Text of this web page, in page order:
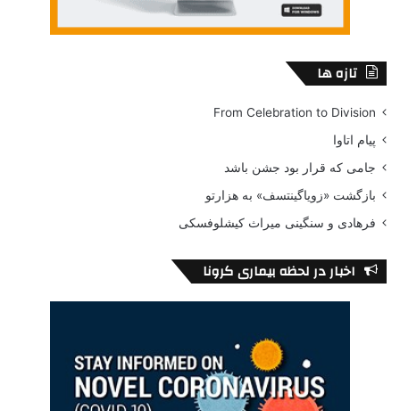
تازه ها
From Celebration to Division
پیام اتاوا
جامی که قرار بود جشن باشد
بازگشت «زویاگینتسف» به هزارتو
فرهادی و سنگینی میراث کیشلوفسکی
اخبار در لحظه بیماری کرونا